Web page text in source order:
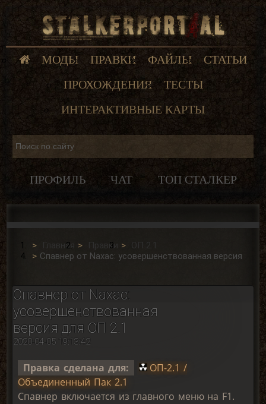
МОДЫ ПРАВКИ ФАЙЛЫ
СТАТЬИ
ПРОХОЖДЕНИЯ
ТЕСТЫ
ИНТЕРАКТИВНЫЕ КАРТЫ
ПРОФИЛЬ ЧАТ ТОП СТАЛКЕР
Главная Правки
ОП 2.1
Спавнер от Naxac: усовершенствованная версия
Спавнер от Naxac:
усовершенствованная
версия для ОП 2.1
2020-04-05 19:13:42
Правка сделана для:
ОП-2.1 /
Объединенный Пак 2.1
Спавнер включается из главного меню на F1.